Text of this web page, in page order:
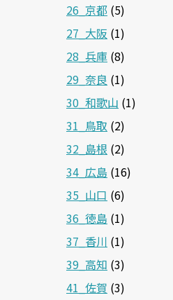
26_京都 (5)
27_大阪 (1)
28_兵庫 (8)
29_奈良 (1)
30_和歌山 (1)
31_鳥取 (2)
32_島根 (2)
34_広島 (16)
35_山口 (6)
36_徳島 (1)
37_香川 (1)
39_高知 (3)
41_佐賀 (3)